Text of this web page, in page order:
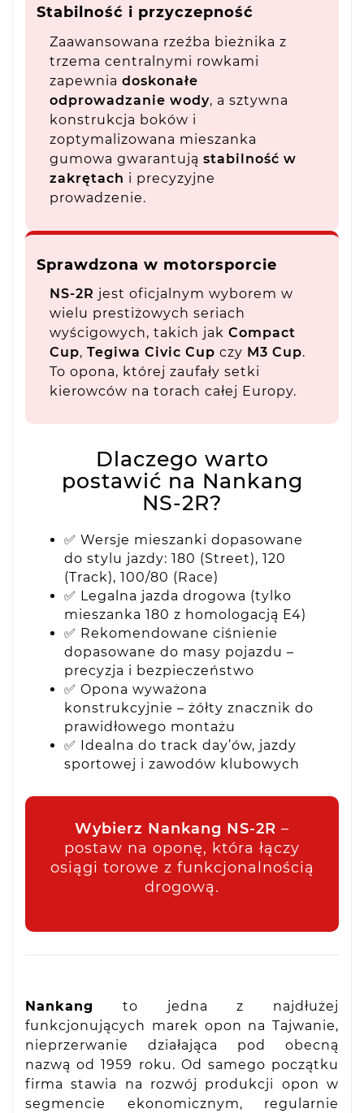
Stabilność i przyczepność
Zaawansowana rzeźba bieżnika z
trzema centralnymi rowkami
zapewnia doskonałe
odprowadzanie wody, a sztywna
konstrukcja boków i
zoptymalizowana mieszanka
gumowa gwarantują stabilność w
zakrętach i precyzyjne
prowadzenie.
Sprawdzona w motorsporcie
NS-2R jest oficjalnym wyborem w
wielu prestiżowych seriach
wyścigowych, takich jak Compact
Cup, Tegiwa Civic Cup czy M3 Cup.
To opona, której zaufały setki
kierowców na torach całej Europy.
Dlaczego warto
postawić na Nankang
NS-2R?
✅ Wersje mieszanki dopasowane
do stylu jazdy: 180 (Street), 120
(Track), 100/80 (Race)
✅ Legalna jazda drogowa (tylko
mieszanka 180 z homologacją E4)
✅ Rekomendowane ciśnienie
dopasowane do masy pojazdu –
precyzja i bezpieczeństwo
✅ Opona wyważona
konstrukcyjnie – żółty znacznik do
prawidłowego montażu
✅ Idealna do track day’ów, jazdy
sportowej i zawodów klubowych
Wybierz Nankang NS-2R –
postaw na oponę, która łączy
osiągi torowe z funkcjonalnością
drogową.
Nankang
to jedna z najdłużej
funkcjonujących marek opon na Tajwanie,
nieprzerwanie działająca pod obecną
nazwą od 1959 roku. Od samego początku
firma stawia na rozwój produkcji opon w
segmencie ekonomicznym, regularnie